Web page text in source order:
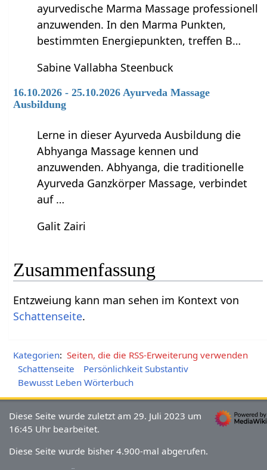
ayurvedische Marma Massage professionell
anzuwenden. In den Marma Punkten,
bestimmten Energiepunkten, treffen B…
Sabine Vallabha Steenbuck
16.10.2026 - 25.10.2026 Ayurveda Massage
Ausbildung
Lerne in dieser Ayurveda Ausbildung die
Abhyanga Massage kennen und
anzuwenden. Abhyanga, die traditionelle
Ayurveda Ganzkörper Massage, verbindet
auf …
Galit Zairi
Zusammenfassung
Entzweiung‏‎ kann man sehen im Kontext von
Schattenseite.
Kategorien: Seiten, die die RSS-Erweiterung verwenden
Schattenseite
Persönlichkeit Substantiv
Bewusst Leben Wörterbuch
Diese Seite wurde zuletzt am 29. Juli 2023 um
16:45 Uhr bearbeitet.
Diese Seite wurde bisher 4.900-mal abgerufen.